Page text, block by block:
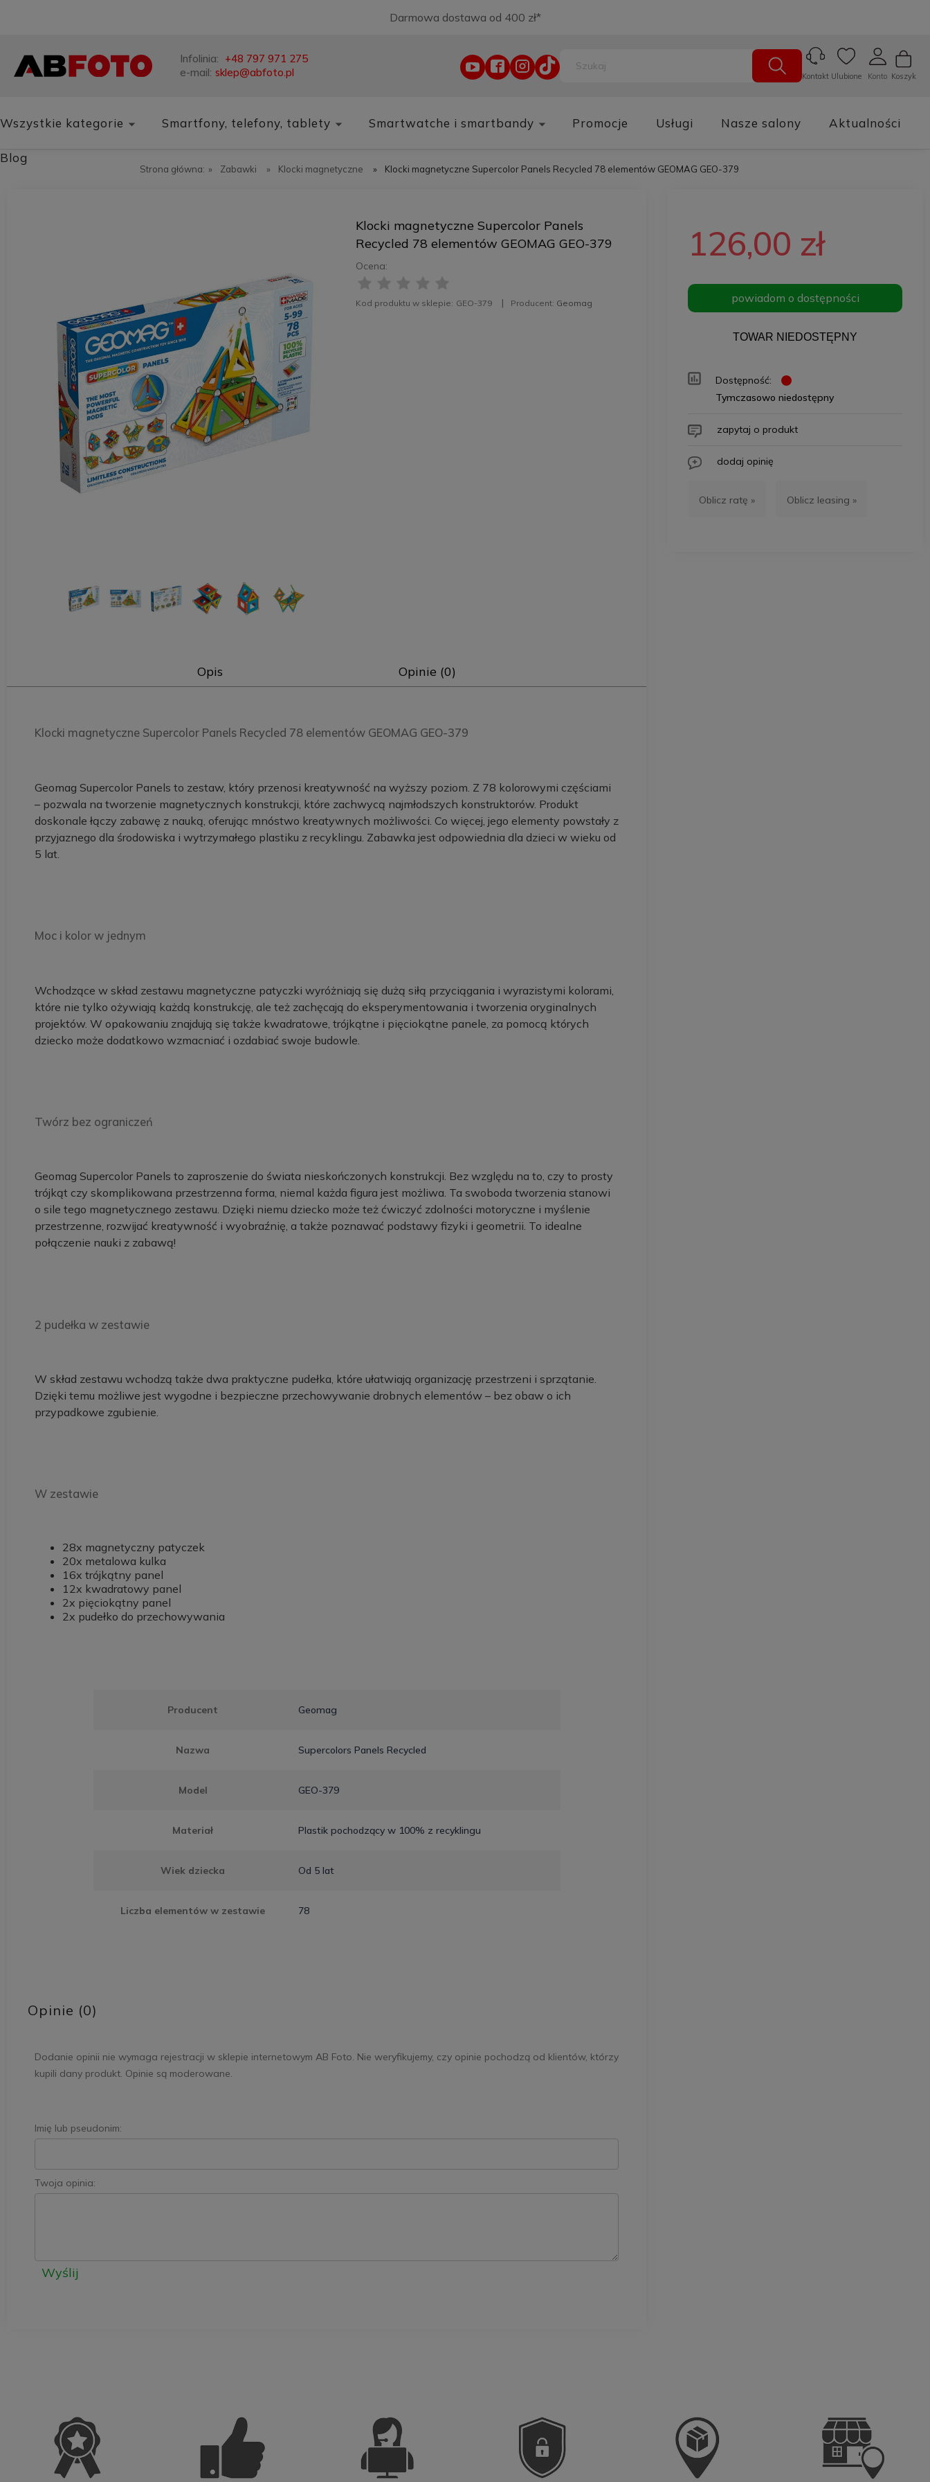
Darmowa dostawa od 400 zł*
Infolinia: +48 797 971 275
e-mail: sklep@abfoto.pl Koszyk
Konto
Ulubione
Kontakt
Wszystkie kategorie Smartfony, telefony, tablety Smartwatche i smartbandy Promocje Usługi Nasze salony Aktualności
Blog
Strona główna: » Zabawki » Klocki magnetyczne » Klocki magnetyczne Supercolor Panels Recycled 78 elementów GEOMAG GEO-379
Klocki magnetyczne Supercolor Panels
Recycled 78 elementów GEOMAG GEO-379
Ocena:
Kod produktu w sklepie: GEO-379 Producent: Geomag
Opis Opinie (0)
Klocki magnetyczne Supercolor Panels Recycled 78 elementów GEOMAG GEO-379
Geomag Supercolor Panels to zestaw, który przenosi kreatywność na wyższy poziom. Z 78 kolorowymi częściami
– pozwala na tworzenie magnetycznych konstrukcji, które zachwycą najmłodszych konstruktorów. Produkt
doskonale łączy zabawę z nauką, oferując mnóstwo kreatywnych możliwości. Co więcej, jego elementy powstały z
przyjaznego dla środowiska i wytrzymałego plastiku z recyklingu. Zabawka jest odpowiednia dla dzieci w wieku od
5 lat.
Moc i kolor w jednym
Wchodzące w skład zestawu magnetyczne patyczki wyróżniają się dużą siłą przyciągania i wyrazistymi kolorami,
które nie tylko ożywiają każdą konstrukcję, ale też zachęcają do eksperymentowania i tworzenia oryginalnych
projektów. W opakowaniu znajdują się także kwadratowe, trójkątne i pięciokątne panele, za pomocą których
dziecko może dodatkowo wzmacniać i ozdabiać swoje budowle.
Twórz bez ograniczeń
Geomag Supercolor Panels to zaproszenie do świata nieskończonych konstrukcji. Bez względu na to, czy to prosty
trójkąt czy skomplikowana przestrzenna forma, niemal każda figura jest możliwa. Ta swoboda tworzenia stanowi
o sile tego magnetycznego zestawu. Dzięki niemu dziecko może też ćwiczyć zdolności motoryczne i myślenie
przestrzenne, rozwijać kreatywność i wyobraźnię, a także poznawać podstawy fizyki i geometrii. To idealne
połączenie nauki z zabawą!
2 pudełka w zestawie
W skład zestawu wchodzą także dwa praktyczne pudełka, które ułatwiają organizację przestrzeni i sprzątanie.
Dzięki temu możliwe jest wygodne i bezpieczne przechowywanie drobnych elementów – bez obaw o ich
przypadkowe zgubienie.
W zestawie
28x magnetyczny patyczek
20x metalowa kulka
16x trójkątny panel
12x kwadratowy panel
2x pięciokątny panel
2x pudełko do przechowywania
Producent Geomag
Nazwa Supercolors Panels Recycled
Model GEO-379
Materiał Plastik pochodzący w 100% z recyklingu
Wiek dziecka Od 5 lat
Liczba elementów w zestawie 78
Opinie (0)
Dodanie opinii nie wymaga rejestracji w sklepie internetowym AB Foto. Nie weryfikujemy, czy opinie pochodzą od klientów, którzy
kupili dany produkt. Opinie są moderowane.
Imię lub pseudonim:
Twoja opinia:
Wyślij
126,00 zł
powiadom o dostępności
TOWAR NIEDOSTĘPNY
Dostępność:
Tymczasowo niedostępny
zapytaj o produkt
dodaj opinię
Oblicz ratę » Oblicz leasing »